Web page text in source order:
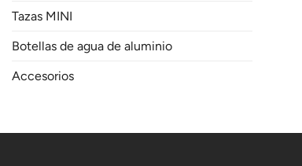
Tazas MINI
Botellas de agua de aluminio
Accesorios